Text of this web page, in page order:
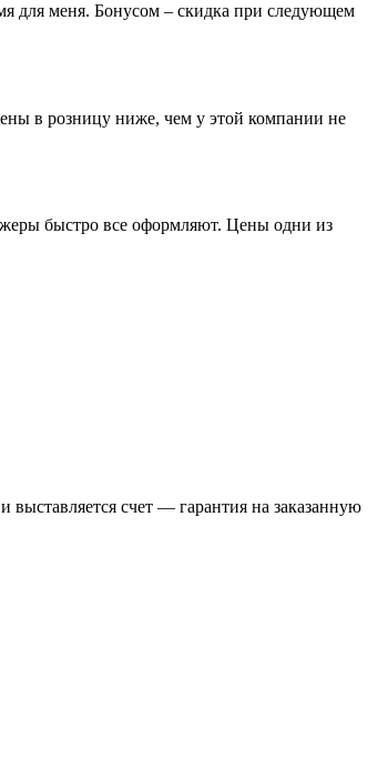
для меня. Бонусом – скидка при следующем
в розницу ниже, чем у этой компании не
быстро все оформляют. Цены одни из
счет — гарантия на заказанную